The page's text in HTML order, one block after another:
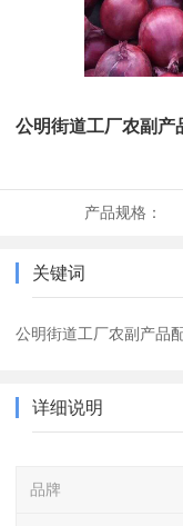
公明街道工厂农副产
产品规格：
关键词
公明街道工厂农副产品
详细说明
品牌